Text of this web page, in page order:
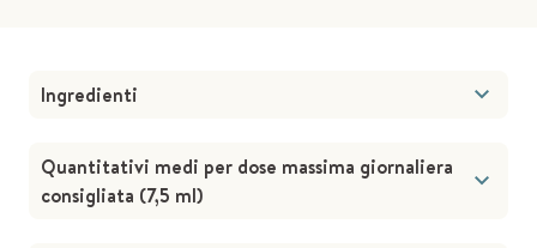
Ingredienti
Quantitativi medi per dose massima giornaliera
consigliata (7,5 ml)